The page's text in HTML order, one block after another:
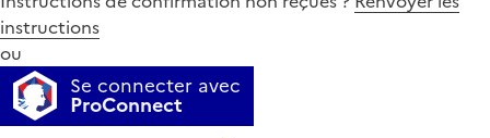
instructions
ou
Se connecter avec
ProConnect